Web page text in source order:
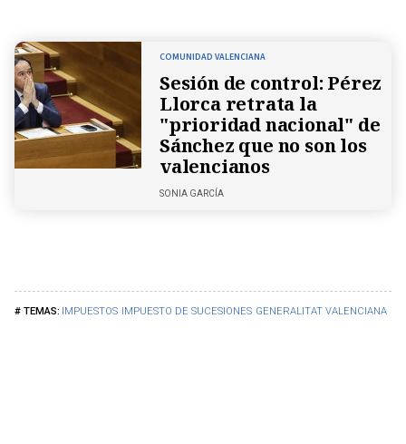
IMPUESTOS IMPUESTO DE SUCESIONES GENERALITAT VALENCIANA
COMUNIDAD VALENCIANA
Sesión de control: Pérez
Llorca retrata la
"prioridad nacional" de
Sánchez que no son los
valencianos
SONIA GARCÍA